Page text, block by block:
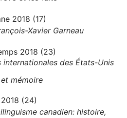
2018 (17)
Xavier Garneau
2018 (23)
internationales des États-Unis
mémoire
(24)
canadien: histoire,